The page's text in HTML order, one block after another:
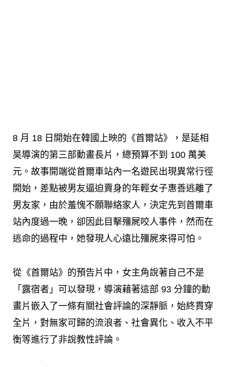
8 月 18 日開始在韓國上映的《首爾站》，是延相
昊導演的第三部動畫長片，總預算不到 100 萬美
元。故事開端從首爾車站內一名遊民出現異常行徑
開始，差點被男友逼迫賣身的年輕女子惠善逃離了
男友家，由於羞愧不願聯絡家人，決定先到首爾車
站內度過一晚，卻因此目擊殭屍咬人事件，然而在
逃命的過程中，她發現人心遠比殭屍來得可怕。
從《首爾站》的預告片中，女主角說著自己不是
「露宿者」可以發現，導演藉著這部 93 分鐘的動
畫片嵌入了一條有關社會評論的深靜脈，始終貫穿
全片，對無家可歸的流浪者、社會異化、收入不平
衡等進行了非說教性評論。